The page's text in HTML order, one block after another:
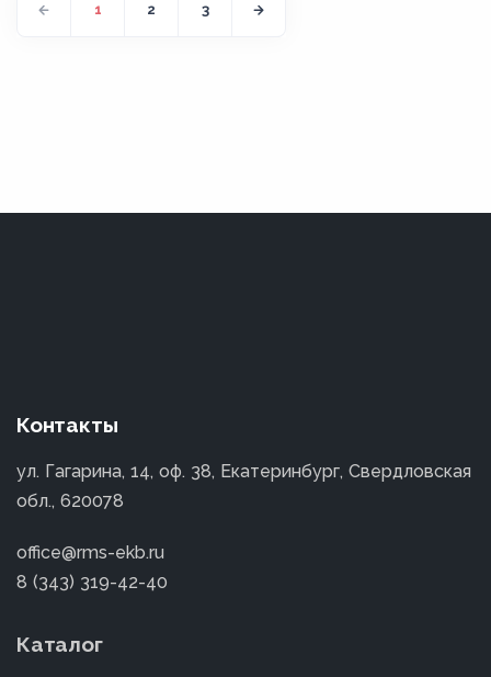
1 2 3
Контакты
ул. Гагарина, 14, оф. 38, Екатеринбург, Свердловская
обл., 620078
office@rms-ekb.ru
8 (343) 319-42-40
Каталог